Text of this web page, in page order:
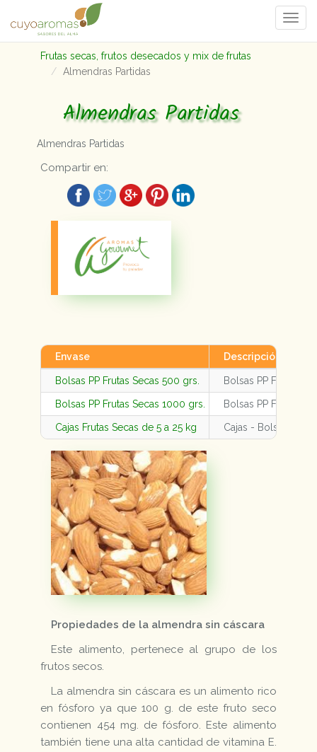
Frutas secas, frutos desecados y mix de frutas
Almendras Partidas
Almendras Partidas
Almendras Partidas
Compartir en:
Envase Descripción
Bolsas PP Frutas Secas 500 grs. Bolsas PP Frutas
Bolsas PP Frutas Secas 1000 grs. Bolsas PP Frutas
Cajas Frutas Secas de 5 a 25 kg Cajas - Bolsas
Propiedades de la almendra sin cáscara
Este alimento, pertenece al grupo de los
frutos secos.
La almendra sin cáscara es un alimento rico
en fósforo ya que 100 g. de este fruto seco
contienen 454 mg. de fósforo. Este alimento
también tiene una alta cantidad de vitamina E.